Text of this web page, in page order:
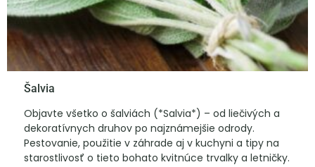
Šalvia
Objavte všetko o šalviách (*Salvia*) – od liečivých a
dekoratívnych druhov po najznámejšie odrody.
Pestovanie, použitie v záhrade aj v kuchyni a tipy na
starostlivosť o tieto bohato kvitnúce trvalky a letničky.